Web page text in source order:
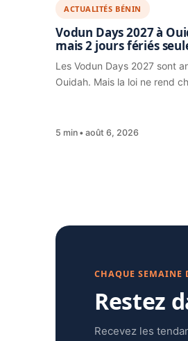
ACTUALITÉS BÉNIN
Vodun Days 2027 à
mais 2 jours fériés
Les Vodun Days 2027 sont
Ouidah. Mais la loi ne rend
5 min août 6, 2026
CHAQUE SEMAINE
Restez
Recevez les